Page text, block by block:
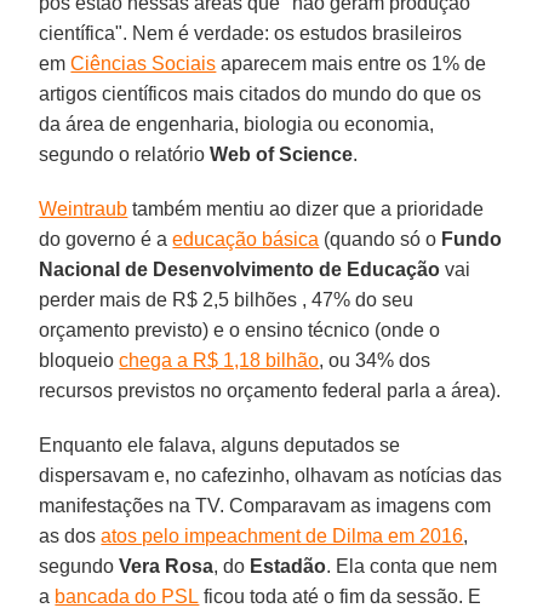
científica". Nem é verdade: os estudos brasileiros
emCiências Sociais aparecem mais entre os 1% de
artigos científicos mais citados do mundo do que os
da área de engenharia, biologia ou economia,
segundo o relatórioWeb of Science.
Weintraub também mentiu ao dizer que a prioridade
do governo é aeducação básica (quando só o Fundo
Nacional de Desenvolvimento de Educação vai
perder mais de R$ 2,5 bilhões , 47% do seu
orçamento previsto) e o ensino técnico (onde o
bloqueiochega a R$ 1,18 bilhão, ou 34% dos
recursos previstos no orçamento federal parla a área).
Enquanto ele falava, alguns deputados se
dispersavam e, no cafezinho, olhavam as notícias das
manifestações na TV. Comparavam as imagens com
as dosatos pelo impeachment de Dilma em 2016,
segundoVera Rosa, do Estadão. Ela conta que nem
a bancada do PSL ficou toda até o fim da sessão. E